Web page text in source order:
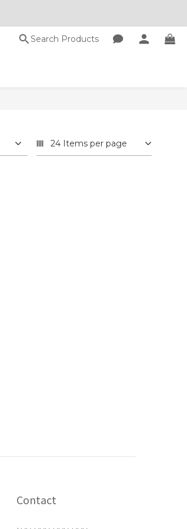
Search Products
24 Items per page
Contact